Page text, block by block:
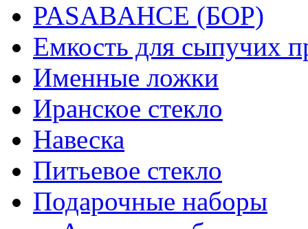
PASABAHCE (БОР)
Емкость для сыпучих
Именные ложки
Иранское стекло
Навеска
Питьевое стекло
Подарочные наборы